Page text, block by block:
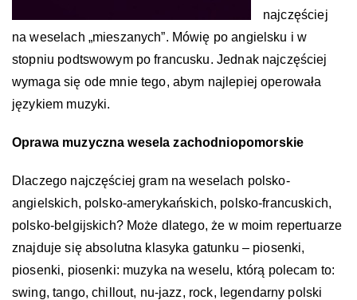
najczęściej
na weselach „mieszanych”. Mówię po angielsku i w
stopniu podtswowym po francusku. Jednak najczęściej
wymaga się ode mnie tego, abym najlepiej operowała
językiem muzyki.
Oprawa muzyczna wesela zachodniopomorskie
Dlaczego najczęściej gram na weselach polsko-
angielskich, polsko-amerykańskich, polsko-francuskich,
polsko-belgijskich? Może dlatego, że w moim repertuarze
znajduje się absolutna klasyka gatunku – piosenki,
piosenki, piosenki: muzyka na weselu, którą polecam to:
swing, tango, chillout, nu-jazz, rock, legendarny polski